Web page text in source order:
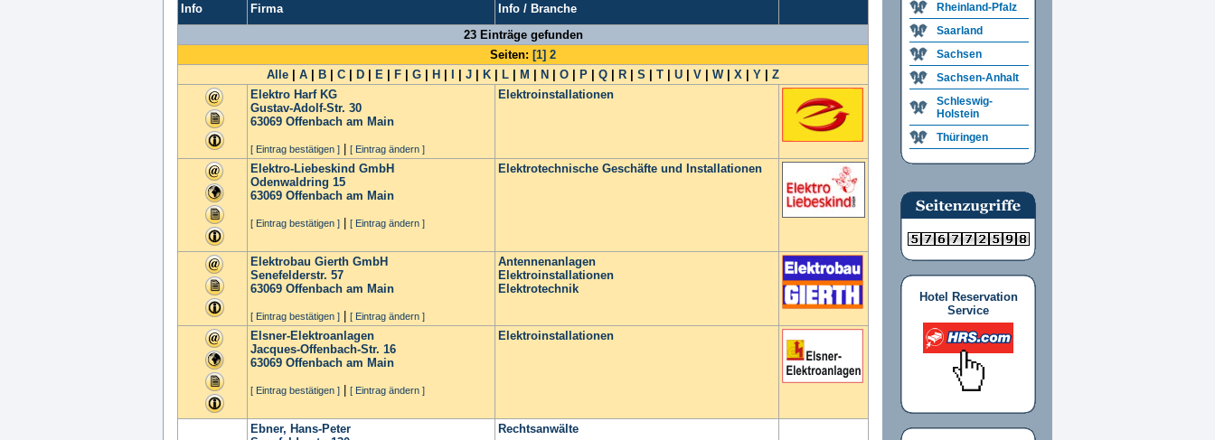
Info Firma
Info / Branche
23 Einträge gefunden
Seiten: [1] 2
Alle
A B C D E F G H J K L M N O P Q R S T U V W| X Y
Z
Elektro Harf KG
Gustav-Adolf-Str. 30
63069 Offenbach am Main
[ Eintrag bestätigen ] [ Eintrag ändern ]
Elektroinstallationen
Elektro-Liebeskind GmbH
Odenwaldring 15
63069 Offenbach am Main
[ Eintrag bestätigen ] [ Eintrag ändern ]
Elektrotechnische Geschäfte und Installationen
Elektrobau Gierth GmbH
Senefelderstr. 57
63069 Offenbach am Main
[ Eintrag bestätigen ] [ Eintrag ändern ]
Antennenanlagen
Elektroinstallationen
Elektrotechnik
Elsner-Elektroanlagen
Jacques-Offenbach-Str. 16
63069 Offenbach am Main
[ Eintrag bestätigen ] [ Eintrag ändern ]
Elektroinstallationen
Ebner, Hans-Peter
Rechtsanwälte
Rheinland-Pfalz
Saarland
Sachsen
Sachsen-Anhalt
Schleswig-
Holstein
Thüringen
Hotel Reservation
Service